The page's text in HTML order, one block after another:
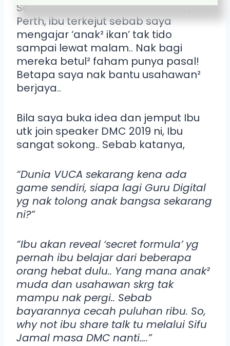
Semasa Ibu musafir bersama saya di
Perth, ibu terkejut sebab saya
mengajar ‘anak² ikan’ tak tido
sampai lewat malam.. Nak bagi
mereka betul² faham punya pasal!
Betapa saya nak bantu usahawan²
berjaya..
Bila saya buka idea dan jemput Ibu
utk join speaker DMC 2019 ni, Ibu
sangat sokong.. Sebab katanya,
“Dunia VUCA sekarang kena ada
game sendiri, siapa lagi Guru Digital
yg nak tolong anak bangsa sekarang
ni?”
“Ibu akan reveal ‘secret formula’ yg
pernah ibu belajar dari beberapa
orang hebat dulu.. Yang mana anak²
muda dan usahawan skrg tak
mampu nak pergi.. Sebab
bayarannya cecah puluhan ribu. So,
why not ibu share talk tu melalui Sifu
Jamal masa DMC nanti….”